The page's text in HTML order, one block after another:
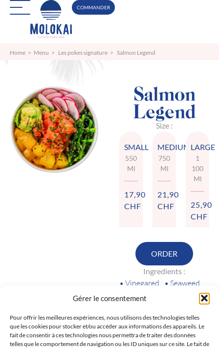
Gérer le consentement
Pour offrir les meilleures expériences, nous utilisons des technologies telles
que les cookies pour stocker et/ou accéder aux informations des appareils. Le
fait de consentir à ces technologies nous permettra de traiter des données
telles que le comportement de navigation ou les ID uniques sur ce site. Le fait de
COMMANDER
Home > Menu > Les pokes signature > Salmon Legend
Salmon
Legend
Size :
SMALL
550
Ml
17,90
CHF
MEDIUM
750
Ml
21,90
CHF
LARGE
1
100
Ml
25,90
CHF
ORDER
Ingredients :
• Vinegared
Rice
Salmon
• Avocado
• Radish
• Seaweed
• Sesame
• Parsley